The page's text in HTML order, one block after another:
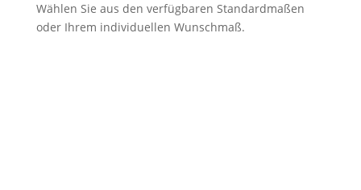
Wählen Sie aus den verfügbaren Standardmaßen
oder Ihrem individuellen Wunschmaß.